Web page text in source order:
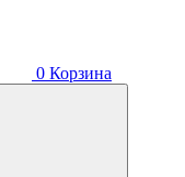
0 Корзина